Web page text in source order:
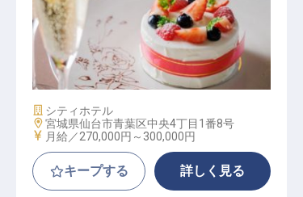
レストランサービススタッフ
施設業態
シティホテル
勤務地
宮城県仙台市青葉区中央4丁目1番8号
給与
月給／270,000円～ 300,000円
キープする 詳しく見る